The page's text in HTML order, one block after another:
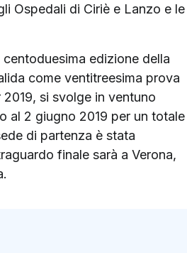
Ospedali di Ciriè e Lanzo e le
edizione della
come ventitreesima prova
si svolge in ventuno
al 2 giugno 2019 per un totale
di partenza è stata
finale sarà a Verona,